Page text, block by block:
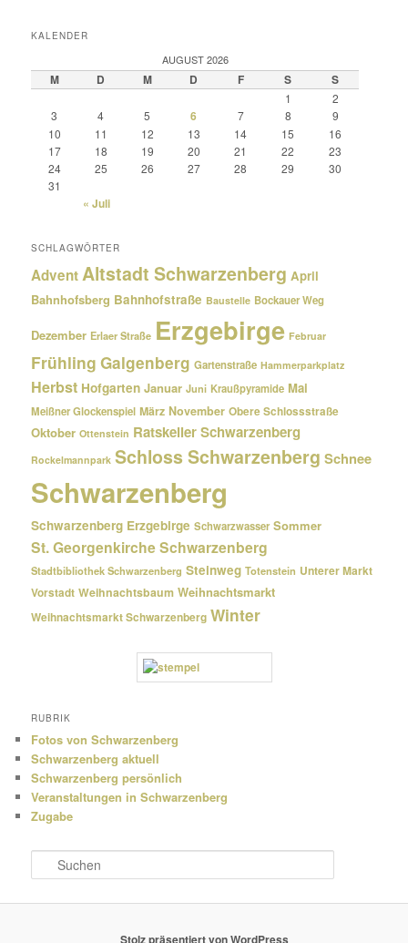
KALENDER
AUGUST 2026
M D M D F S S
1
2
3
4 5 6 7 8
9
10
11 12 13 14 15
16
17
18 19 20 21 22
23
24
25 26 27 28 29
30
31
« Juli
SCHLAGWÖRTER
AdventAltstadt Schwarzenberg April
Bahnhofsberg Bahnhofstraße Baustelle Bockauer Weg
Dezember Erlaer Straße Erzgebirge Februar
Frühling Galgenberg Gartenstraße Hammerparkplatz
Herbst Hofgarten Januar Juni Kraußpyramide Mai
Meißner Glockenspiel März November Obere Schlossstraße
Oktober Ottenstein Ratskeller Schwarzenberg
Rockelmannpark Schloss Schwarzenberg Schnee
Schwarzenberg
Schwarzenberg Erzgebirge Schwarzwasser Sommer
St. Georgenkirche Schwarzenberg
Stadtbibliothek Schwarzenberg Steinweg Totenstein Unterer Markt
Vorstadt Weihnachtsbaum Weihnachtsmarkt
Weihnachtsmarkt Schwarzenberg Winter
RUBRIK
Fotos von Schwarzenberg
Schwarzenberg aktuell
Schwarzenberg persönlich
Veranstaltungen in Schwarzenberg
Zugabe
u
Stolz präsentiert von WordPress